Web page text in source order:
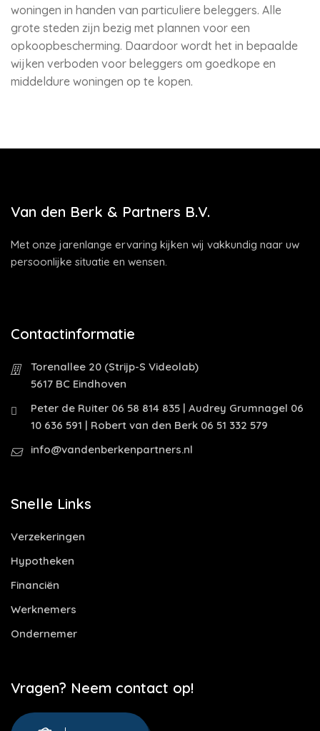
woningen in handen van particuliere beleggers. Alle
grote steden zijn bezig met plannen voor een
opkoopbescherming. Daardoor wordt het in bepaalde
wijken verboden voor beleggers om goedkope en
middeldure woningen op te kopen.
Van den Berk & Partners B.V.
Met onze jarenlange ervaring kijken wij vakkundig naar uw
persoonlijke situatie en wensen.
Contactinformatie
Torenallee 20 (Strijp-S Videolab)
5617 BC Eindhoven
Peter de Ruiter 06 58 814 835 | Audrey Grumnagel 06
10 636 591 | Robert van den Berk 06 51 332 579
info@vandenberkenpartners.nl
Snelle Links
Verzekeringen
Hypotheken
Financiën
Werknemers
Ondernemer
Vragen? Neem contact op!